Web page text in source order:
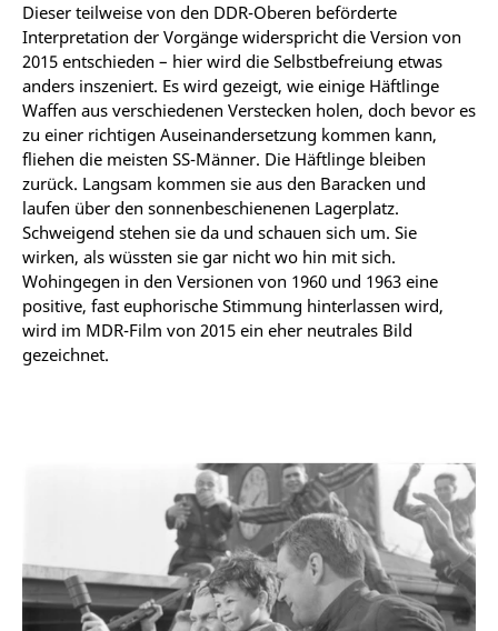
Dieser teilweise von den DDR-Oberen beförderte
Interpretation der Vorgänge widerspricht die Version von
2015 entschieden – hier wird die Selbstbefreiung etwas
anders inszeniert. Es wird gezeigt, wie einige Häftlinge
Waffen aus verschiedenen Verstecken holen, doch bevor es
zu einer richtigen Auseinandersetzung kommen kann,
fliehen die meisten SS-Männer. Die Häftlinge bleiben
zurück. Langsam kommen sie aus den Baracken und
laufen über den sonnenbeschienenen Lagerplatz.
Schweigend stehen sie da und schauen sich um. Sie
wirken, als wüssten sie gar nicht wo hin mit sich.
Wohingegen in den Versionen von 1960 und 1963 eine
positive, fast euphorische Stimmung hinterlassen wird,
wird im MDR-Film von 2015 ein eher neutrales Bild
gezeichnet.